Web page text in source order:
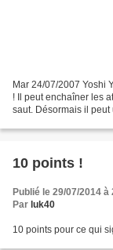
Mar 24/07/2007 Yoshi
! Il peut enchaîner les
saut. Désormais il
10 points !
Publié le 29/07/2014 à
Par luk40
10 points pour ce qui